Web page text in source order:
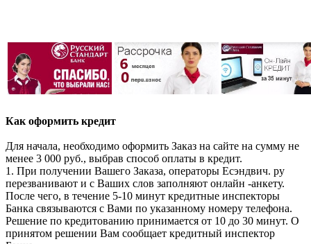
Как оформить кредит
Для начала, необходимо оформить Заказ на сайте на сумму не
менее 3 000 руб., выбрав способ оплаты в кредит.
1. При получении Вашего Заказа, операторы Есэндвич. ру
перезванивают и с Ваших слов заполняют онлайн -анкету.
После чего, в течение 5-10 минут кредитные инспекторы
Банка связываются с Вами по указанному номеру телефона.
Решение по кредитованию принимается от 10 до 30 минут. О
принятом решении Вам сообщает кредитный инспектор